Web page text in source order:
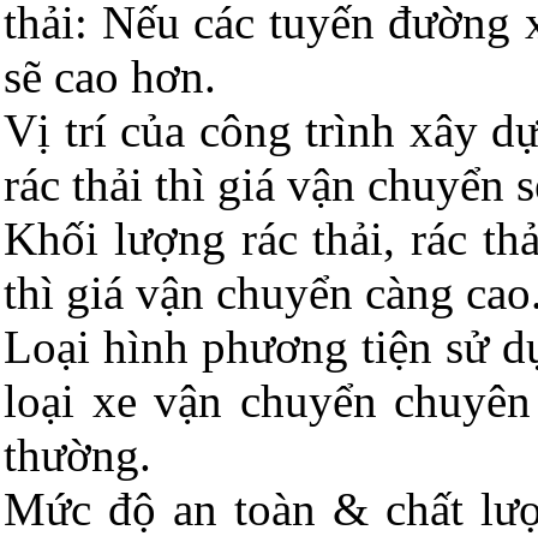
thải: Nếu các tuyến đường
sẽ cao hơn.
Vị trí của công trình xây
rác thải thì giá vận chuyển
Khối lượng rác thải, rác
thì giá vận chuyển càng
Loại hình phương tiện sử
loại xe vận chuyển
thường.
Mức độ an toàn & chất